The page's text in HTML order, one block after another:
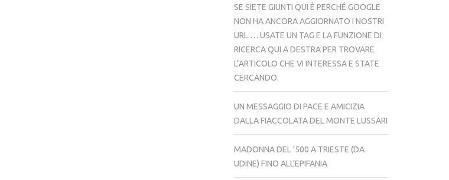
SE SIETE GIUNTI QUI È PERCHÉ GOOGLE
NON HA ANCORA AGGIORNATO I NOSTRI
URL … USATE UN TAG E LA FUNZIONE DI
RICERCA QUI A DESTRA PER TROVARE
L’ARTICOLO CHE VI INTERESSA E STATE
CERCANDO.
UN MESSAGGIO DI PACE E AMICIZIA
DALLA FIACCOLATA DEL MONTE LUSSARI
MADONNA DEL ‘500 A TRIESTE (DA
UDINE) FINO ALL’EPIFANIA